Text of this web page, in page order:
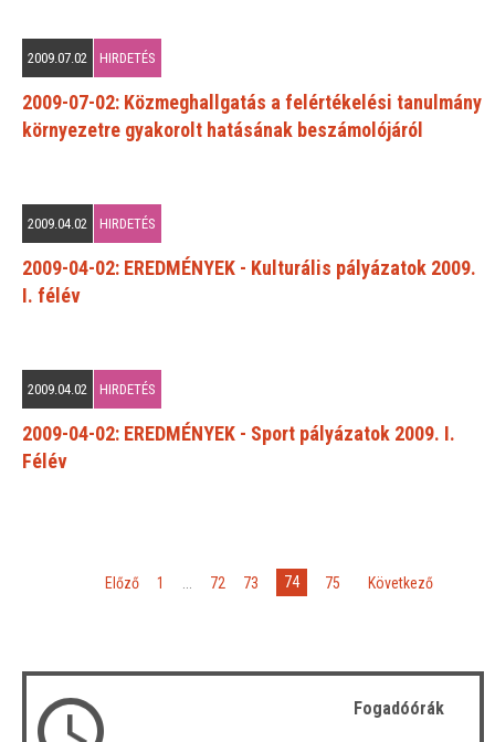
2009.07.02 HIRDETÉS
2009-07-02: Közmeghallgatás a felértékelési tanulmány
környezetre gyakorolt hatásának beszámolójáról
2009.04.02 HIRDETÉS
2009-04-02: EREDMÉNYEK - Kulturális pályázatok 2009.
I. félév
2009.04.02 HIRDETÉS
2009-04-02: EREDMÉNYEK - Sport pályázatok 2009. I.
Félév
Előző 1 72 73 74 75 Következő
Fogadóórák